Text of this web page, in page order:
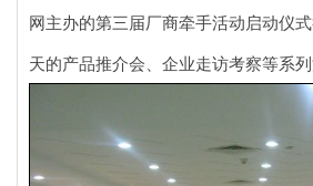
网主办的第三届厂商牵手活动启动仪
天的产品推介会、企业走访考察等系列